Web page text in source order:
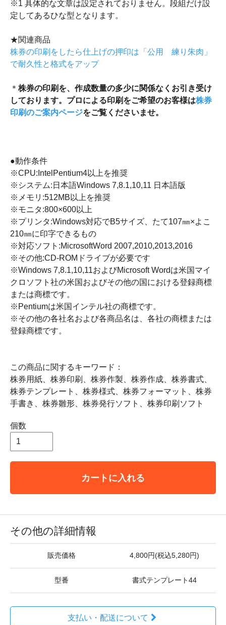
※1 具体的な文章は設定されておりません。段組だけ設
定してあるひな型となります。
★関連商品
株券の印刷をしたら仕上げの押印は「公用 練り朱肉」
で耐久性と格式をアップ
＊ 株券の印刷を、作成数量の多少に関係なくお引き受け
しております。プロによる印刷をご希望のお客様は株券
印刷のご案内ページをご覧くださいませ。
●動作条件
※CPU:IntelPentium4以上を推奨
※システム:日本語Windows 7,8.1,10,11 日本語版
※メモリ:512MB以上を推奨
※モニタ:800×600以上
※プリンタ:Windows対応でB5サイズ、たて107㎜×よこ
210㎜に印字できるもの
※対応ソフト:MicrosoftWord 2007,2010,2013,2016
※その他:CD-ROMドライブが必要です
※Windows 7,8.1,10,11およびMicrosoft Wordは米国マイ
クロソフト社の米国およびその他の国における登録商標
または商標です。
※Pentiumは米国インテル社の商標です。
※その他の各社名および各商品名は、各社の商標または
登録商標です。
この商品に関するキーワード：
株券用紙、株券印刷、株券作製、株券作成、株券書式、
株券テンプレート、株券様式、株券フォーマット、株券
手書き、株券雛形、株券発行ソフト、株券印刷ソフト
個数
カートに入れる
その他の詳細情報
販売価格 4,800円(税込5,280円)
型番 書式テンプレート44
支払い・配送について